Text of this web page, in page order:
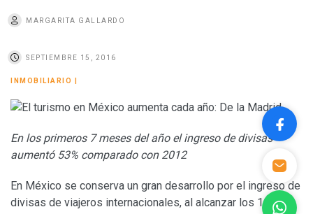
MARGARITA GALLARDO
SEPTIEMBRE 15, 2016
INMOBILIARIO
En los primeros 7 meses del año el ingreso de divisas
aumentó 53% comparado con 2012
En México se conserva un gran desarrollo por el ingreso de
divisas de viajeros internacionales, al alcanzar los 11,879